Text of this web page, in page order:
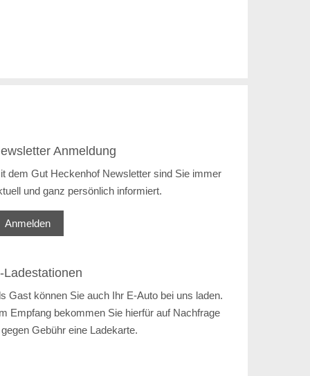
Anmeldung
dem Gut Heckenhof Newsletter sind Sie immer
und ganz persönlich informiert.
Anmelden
Ladestationen
Gast können Sie auch Ihr E-Auto bei uns laden.
Empfang bekommen Sie hierfür auf Nachfrage
Gebühr eine Ladekarte.